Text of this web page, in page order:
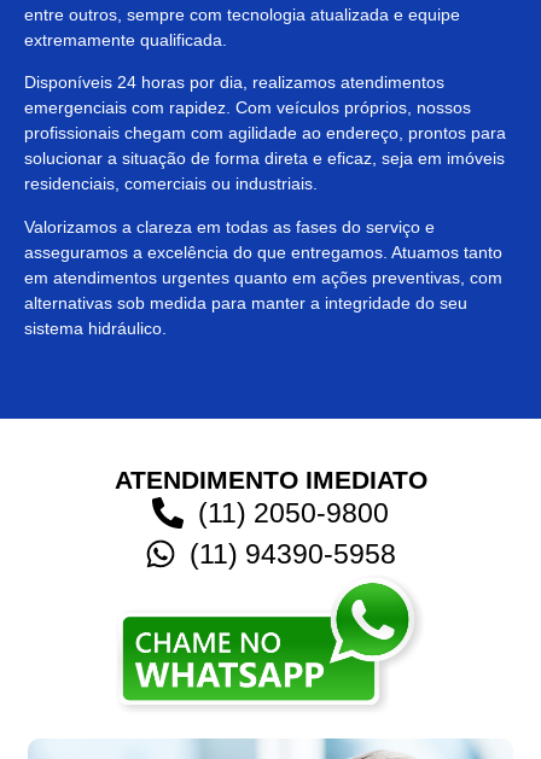
entre outros, sempre com tecnologia atualizada e equipe
extremamente qualificada.
Disponíveis 24 horas por dia, realizamos atendimentos
emergenciais com rapidez. Com veículos próprios, nossos
profissionais chegam com agilidade ao endereço, prontos para
solucionar a situação de forma direta e eficaz, seja em imóveis
residenciais, comerciais ou industriais.
Valorizamos a clareza em todas as fases do serviço e
asseguramos a excelência do que entregamos. Atuamos tanto
em atendimentos urgentes quanto em ações preventivas, com
alternativas sob medida para manter a integridade do seu
sistema hidráulico.
ATENDIMENTO IMEDIATO
(11) 2050-9800
(11) 94390-5958